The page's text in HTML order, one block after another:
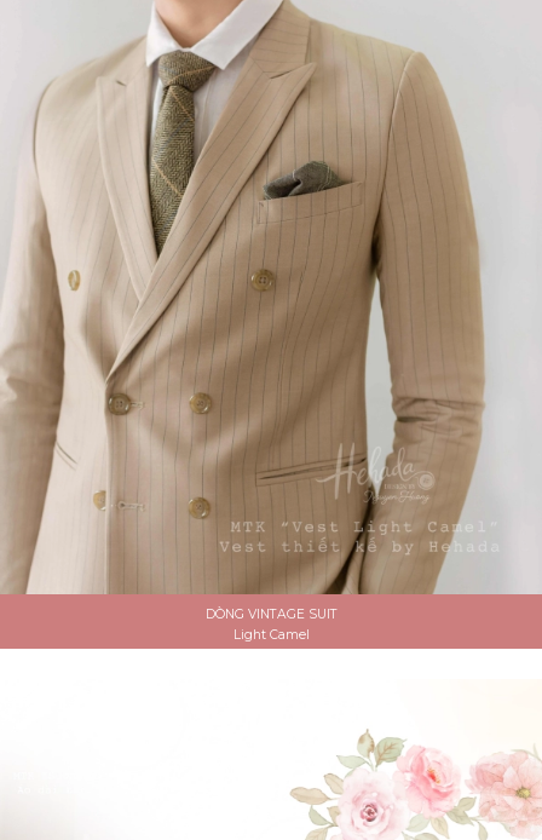
DÒNG VINTAGE SUIT
Light Camel
ĐẶT LỊCH HẸN